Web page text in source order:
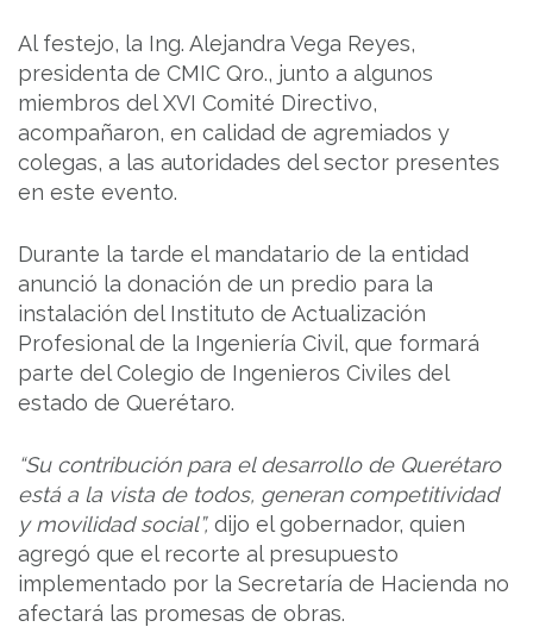
Al festejo, la Ing. Alejandra Vega Reyes,
presidenta de CMIC Qro., junto a algunos
miembros del XVI Comité Directivo,
acompañaron, en calidad de agremiados y
colegas, a las autoridades del sector presentes
en este evento.
Durante la tarde el mandatario de la entidad
anunció la donación de un predio para la
instalación del Instituto de Actualización
Profesional de la Ingeniería Civil, que formará
parte del Colegio de Ingenieros Civiles del
estado de Querétaro.
“Su contribución para el desarrollo de Querétaro
está a la vista de todos, generan competitividad
y movilidad social”, dijo el gobernador, quien
agregó que el recorte al presupuesto
implementado por la Secretaría de Hacienda no
afectará las promesas de obras.